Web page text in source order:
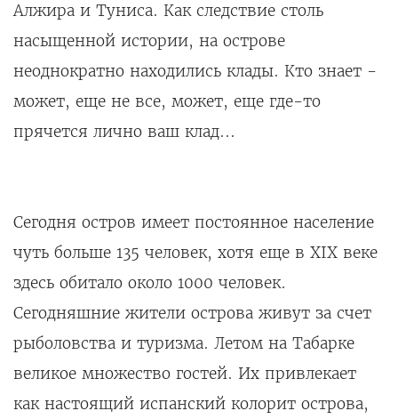
Алжира и Туниса. Как следствие столь
насыщенной истории, на острове
неоднократно находились клады. Кто знает -
может, еще не все, может, еще где-то
прячется лично ваш клад...
Сегодня остров имеет постоянное население
чуть больше 135 человек, хотя еще в XIX веке
здесь обитало около 1000 человек.
Сегодняшние жители острова живут за счет
рыболовства и туризма. Летом на Табарке
великое множество гостей. Их привлекает
как настоящий испанский колорит острова,